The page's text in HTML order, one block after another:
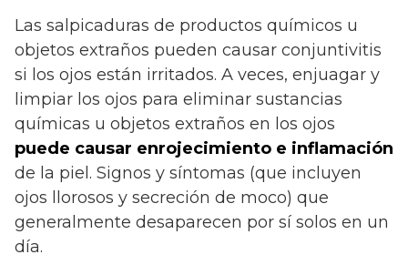
Las salpicaduras de productos químicos u
objetos extraños pueden causar conjuntivitis
si los ojos están irritados. A veces, enjuagar y
limpiar los ojos para eliminar sustancias
químicas u objetos extraños en los ojos
puede causar enrojecimiento e inflamación
de la piel. Signos y síntomas (que incluyen
ojos llorosos y secreción de moco) que
generalmente desaparecen por sí solos en un
día.